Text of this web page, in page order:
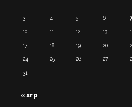
3 4 5 6
10 11 12 13
17 18 19 20
24 25 26 27
31
« srp